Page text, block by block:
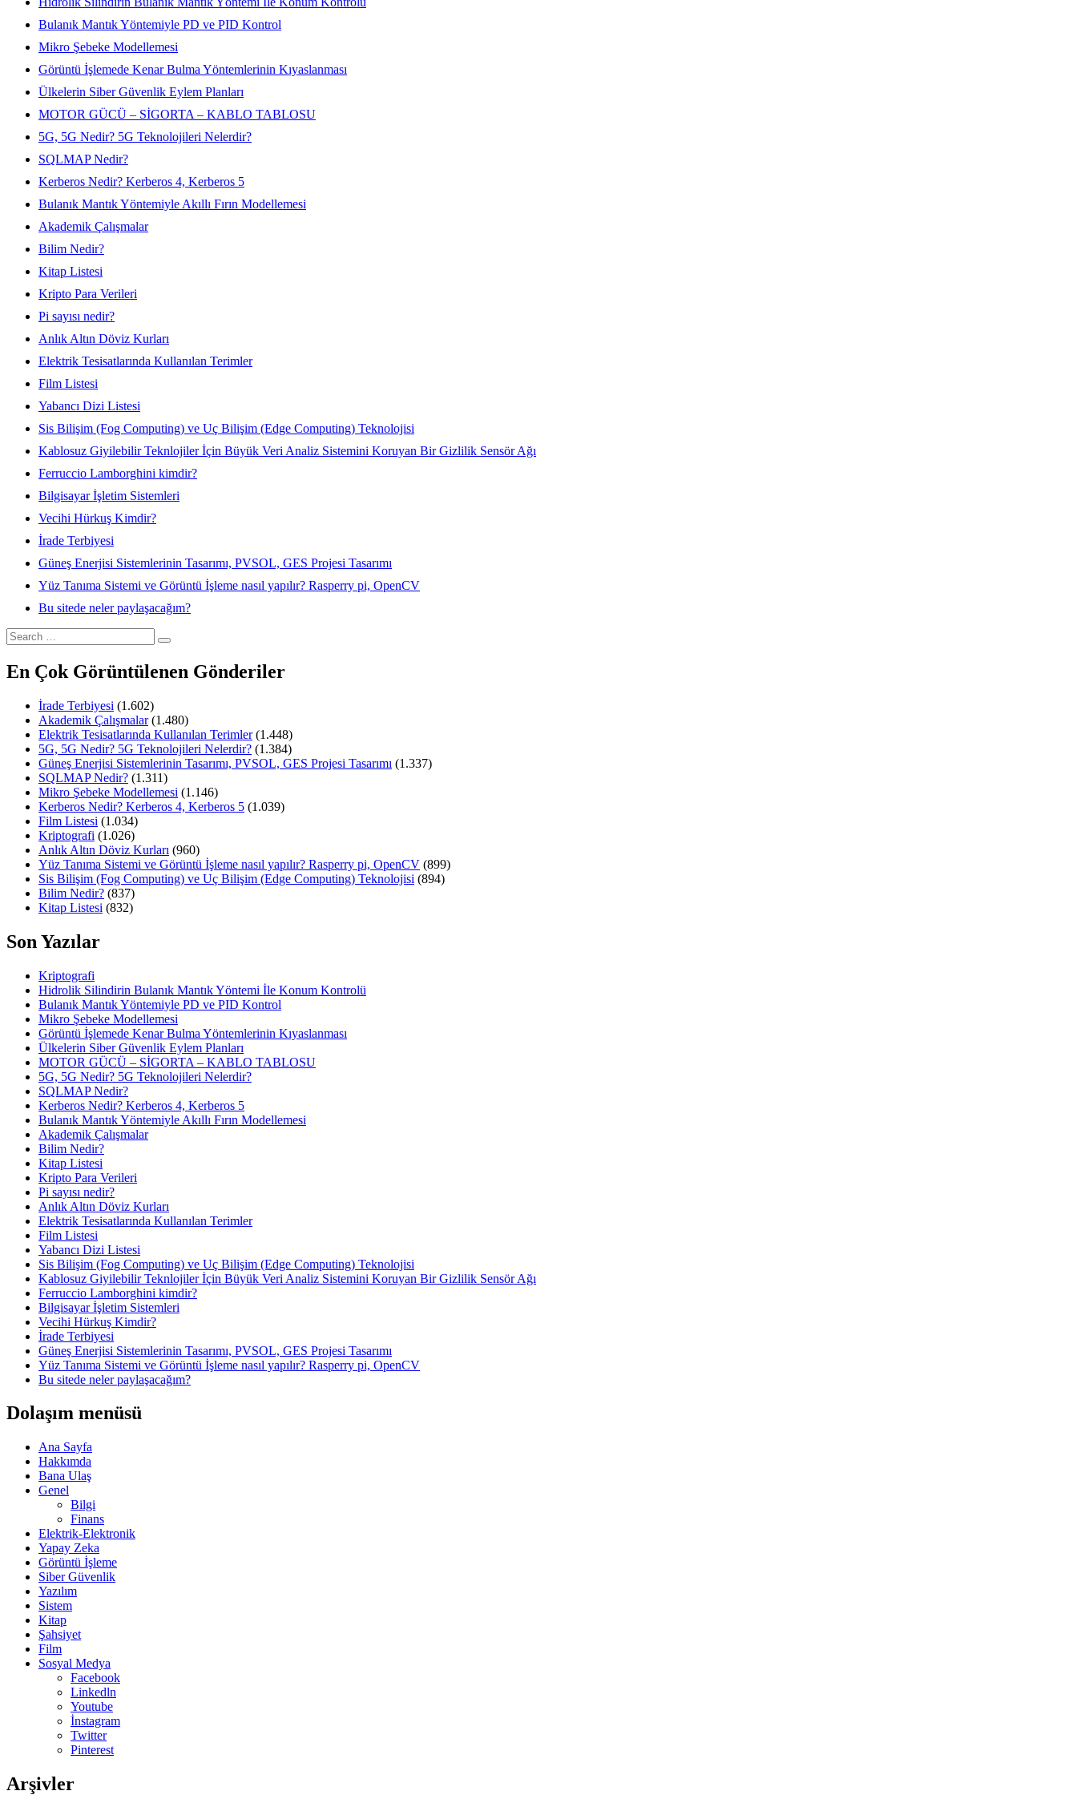
Bulanık Mantık Yöntemiyle PD ve PID Kontrol
Mikro Şebeke Modellemesi
Görüntü İşlemede Kenar Bulma Yöntemlerinin Kıyaslanması
Ülkelerin Siber Güvenlik Eylem Planları
MOTOR GÜCÜ – SİGORTA – KABLO TABLOSU
5G, 5G Nedir? 5G Teknolojileri Nelerdir?
SQLMAP Nedir?
Kerberos Nedir? Kerberos 4, Kerberos 5
Bulanık Mantık Yöntemiyle Akıllı Fırın Modellemesi
Akademik Çalışmalar
Bilim Nedir?
Kitap Listesi
Kripto Para Verileri
Pi sayısı nedir?
Anlık Altın Döviz Kurları
Elektrik Tesisatlarında Kullanılan Terimler
Film Listesi
Yabancı Dizi Listesi
Sis Bilişim (Fog Computing) ve Uç Bilişim (Edge Computing) Teknolojisi
Kablosuz Giyilebilir Teknlojiler İçin Büyük Veri Analiz Sistemini Koruyan Bir Gizlilik Sensör Ağı
Ferruccio Lamborghini kimdir?
Bilgisayar İşletim Sistemleri
Vecihi Hürkuş Kimdir?
İrade Terbiyesi
Güneş Enerjisi Sistemlerinin Tasarımı, PVSOL, GES Projesi Tasarımı
Yüz Tanıma Sistemi ve Görüntü İşleme nasıl yapılır? Rasperry pi, OpenCV
Bu sitede neler paylaşacağım?
Search
for:
En Çok Görüntülenen Gönderiler
İrade Terbiyesi (1.602)
Akademik Çalışmalar (1.480)
Elektrik Tesisatlarında Kullanılan Terimler (1.448)
5G, 5G Nedir? 5G Teknolojileri Nelerdir? (1.384)
Güneş Enerjisi Sistemlerinin Tasarımı, PVSOL, GES Projesi Tasarımı (1.337)
SQLMAP Nedir? (1.311)
Mikro Şebeke Modellemesi (1.146)
Kerberos Nedir? Kerberos 4, Kerberos 5 (1.039)
Film Listesi (1.034)
Kriptografi (1.026)
Anlık Altın Döviz Kurları (960)
Yüz Tanıma Sistemi ve Görüntü İşleme nasıl yapılır? Rasperry pi, OpenCV (899)
Sis Bilişim (Fog Computing) ve Uç Bilişim (Edge Computing) Teknolojisi (894)
Bilim Nedir? (837)
Kitap Listesi (832)
Son Yazılar
Kriptografi
Hidrolik Silindirin Bulanık Mantık Yöntemi İle Konum Kontrolü
Bulanık Mantık Yöntemiyle PD ve PID Kontrol
Mikro Şebeke Modellemesi
Görüntü İşlemede Kenar Bulma Yöntemlerinin Kıyaslanması
Ülkelerin Siber Güvenlik Eylem Planları
MOTOR GÜCÜ – SİGORTA – KABLO TABLOSU
5G, 5G Nedir? 5G Teknolojileri Nelerdir?
SQLMAP Nedir?
Kerberos Nedir? Kerberos 4, Kerberos 5
Bulanık Mantık Yöntemiyle Akıllı Fırın Modellemesi
Akademik Çalışmalar
Bilim Nedir?
Kitap Listesi
Kripto Para Verileri
Pi sayısı nedir?
Anlık Altın Döviz Kurları
Elektrik Tesisatlarında Kullanılan Terimler
Film Listesi
Yabancı Dizi Listesi
Sis Bilişim (Fog Computing) ve Uç Bilişim (Edge Computing) Teknolojisi
Kablosuz Giyilebilir Teknlojiler İçin Büyük Veri Analiz Sistemini Koruyan Bir Gizlilik Sensör Ağı
Ferruccio Lamborghini kimdir?
Bilgisayar İşletim Sistemleri
Vecihi Hürkuş Kimdir?
İrade Terbiyesi
Güneş Enerjisi Sistemlerinin Tasarımı, PVSOL, GES Projesi Tasarımı
Yüz Tanıma Sistemi ve Görüntü İşleme nasıl yapılır? Rasperry pi, OpenCV
Bu sitede neler paylaşacağım?
Dolaşım menüsü
Ana Sayfa
Hakkımda
Bana Ulaş
Genel
Bilgi
Finans
Elektrik-Elektronik
Yapay Zeka
Görüntü İşleme
Siber Güvenlik
Yazılım
Sistem
Kitap
Şahsiyet
Film
Sosyal Medya
Facebook
Linkedln
Youtube
İnstagram
Twitter
Pinterest
Arşivler